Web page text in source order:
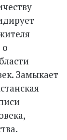
Замыкает
-